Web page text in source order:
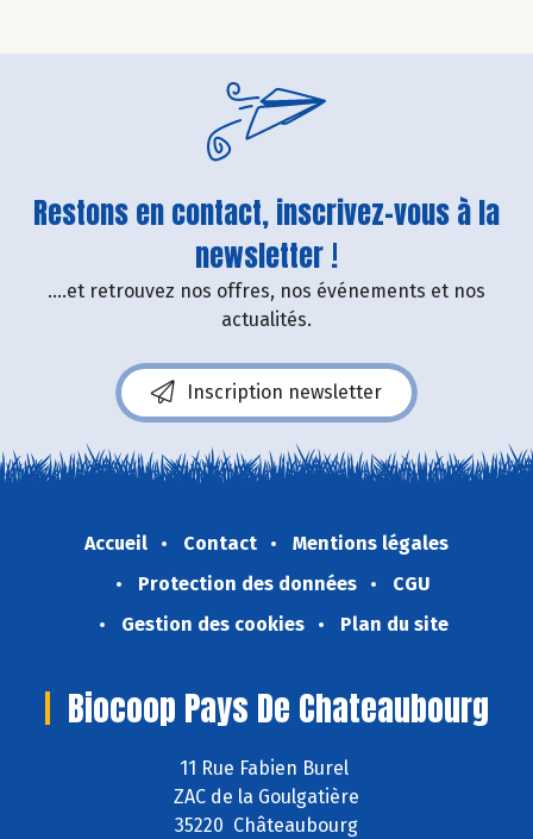
Restons en contact, inscrivez-vous à la
newsletter !
....et retrouvez nos offres, nos événements et nos
actualités.
Inscription newsletter
Accueil Contact
Mentions légales
Protection des données
CGU
Gestion des cookies
Plan du site
Biocoop Pays De Chateaubourg
11 Rue Fabien Burel
ZAC de la Goulgatière
35220 Châteaubourg